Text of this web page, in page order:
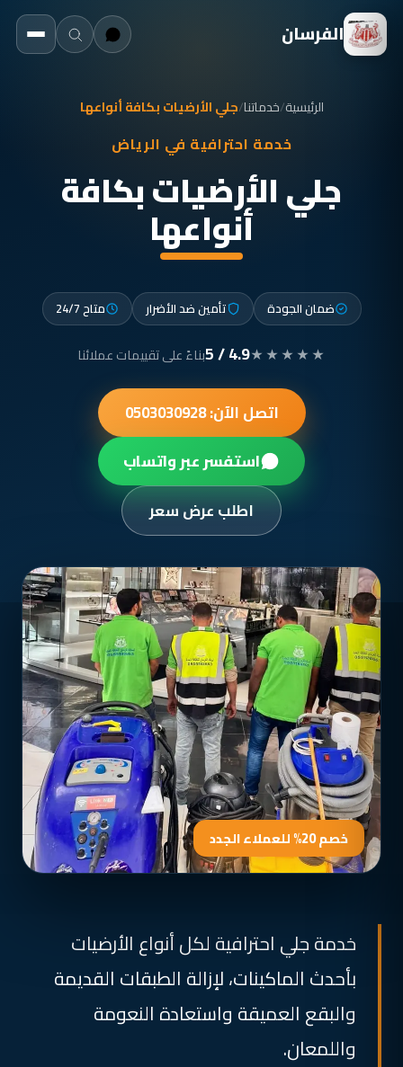
الفرسان
الرئيسية/خدماتنا/جلي الأرضيات بكافة أنواعها
خدمة احترافية في الرياض
جلي الأرضيات بكافة
أنواعها
ضمان الجودة تأمين ضد الأضرار متاح 24/7
★★★★★
4.9 / 5 بناءً على تقييمات عملائنا
اتصل الآن: 0503030928
استفسر عبر واتساب
اطلب عرض سعر
خصم 20% للعملاء الجدد
خدمة جلي احترافية لكل أنواع الأرضيات
بأحدث الماكينات، لإزالة الطبقات القديمة
والبقع العميقة واستعادة النعومة
واللمعان.